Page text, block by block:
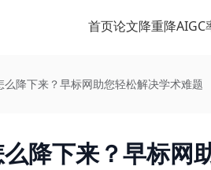
首页论文降重降AIGC
么降下来？早标网助您轻松解决学术难题
降下来？早标网